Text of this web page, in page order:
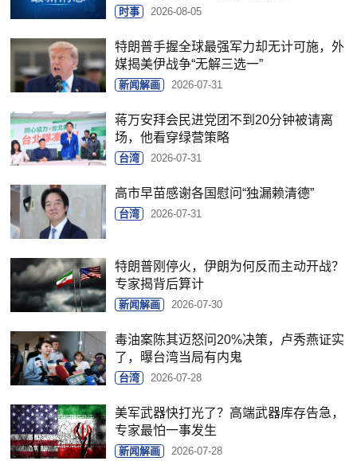
时事 2026-08-05
特朗普手握全球最强军力却无计可施，外
媒揭美伊战争“无解三选一”
新闻解画 2026-07-31
蒋万安拜会民进党团不到20分钟被请离
场，他看穿绿营策略
台湾 2026-07-31
高市早苗感谢各国慰问“独漏赖清德”
台湾 2026-07-31
特朗普刚停火，伊朗为何反而主动开战？
专家揭背后算计
新闻解画 2026-07-30
毒油案陈其迈怒问20%决策，卢秀燕证实
了，曝台湾当局有内鬼
台湾 2026-07-28
美军武器快打光了？高端武器库存告急，
专家最怕一事发生
新闻解画 2026-07-28